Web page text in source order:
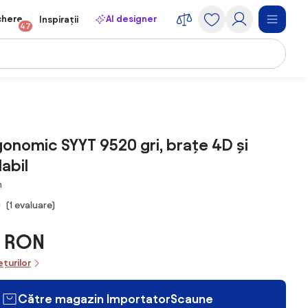
47
Inspirații AI designer
SYYT 9520 gri, brațe 4D și
(1 evaluare)
Către magazin ImportatorScaune